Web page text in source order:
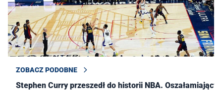
ZOBACZ PODOBNE
Stephen Curry przeszedł do historii NBA. Oszałamiający